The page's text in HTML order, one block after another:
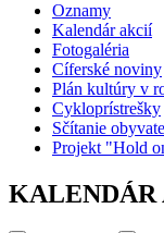
Oznamy
Kalendár akcií
Fotogaléria
Cíferské noviny
Plán kultúry v
Cykloprístrešky
Sčítanie
Projekt "Hold